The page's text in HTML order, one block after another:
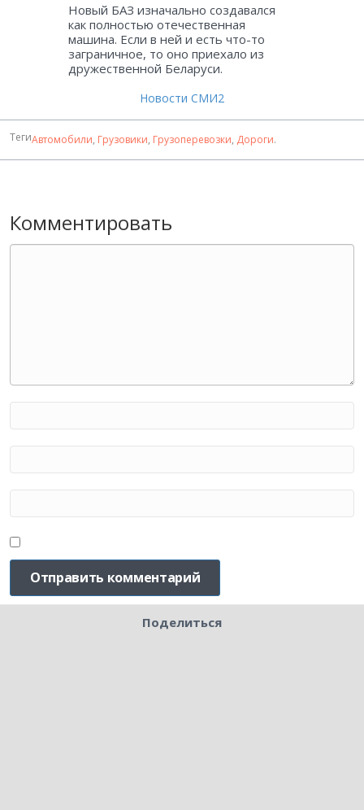
Новый БАЗ изначально создавался
как полностью отечественная
машина. Если в ней и есть что-то
заграничное, то оно приехало из
дружественной Беларуси.
Новости СМИ2
ТегиАвтомобили, Грузовики, Грузоперевозки, Дороги.
Комментировать
Поделиться